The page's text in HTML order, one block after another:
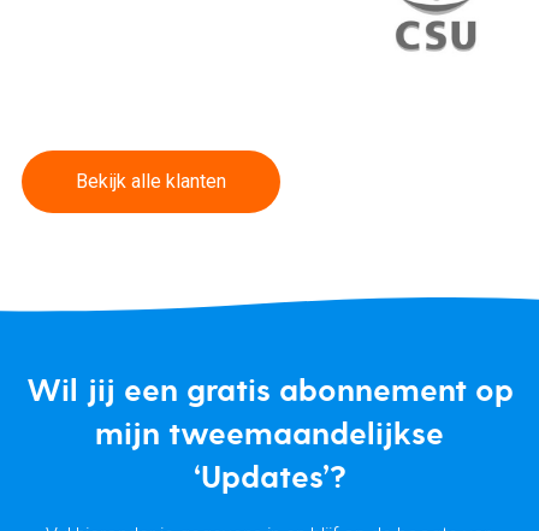
Bekijk alle klanten
Wil jij een gratis abonnement op
mijn tweemaandelijkse
‘Updates’?